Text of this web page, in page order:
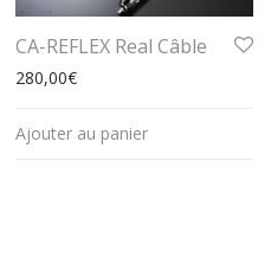
CA-REFLEX Real Câble
280,00€
Ajouter au panier